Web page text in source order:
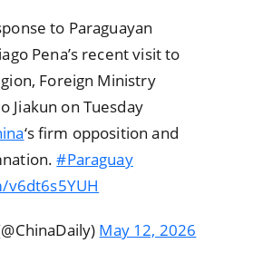
to Paraguayan
Pena’s recent visit to
Foreign Ministry
Jiakun on Tuesday
‘s firm opposition and
#Paraguay
May 12, 2026